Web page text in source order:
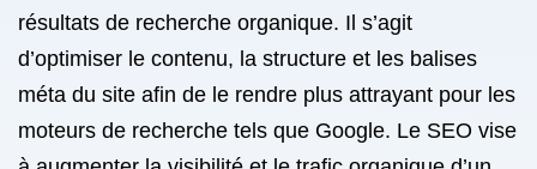
résultats de recherche organique. Il s’agit
d’optimiser le contenu, la structure et les balises
méta du site afin de le rendre plus attrayant pour les
moteurs de recherche tels que Google. Le SEO vise